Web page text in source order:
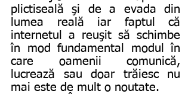
plictiseală şi de a evada din
lumea reală iar faptul că
internetul a reuşit să schimbe
în mod fundamental modul în
care oamenii comunică,
lucrează sau doar trăiesc nu
mai este de mult o noutate.